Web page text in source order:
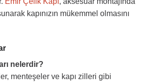
kapınızın mükemmel olmasını
nelerdir?
menteşeler ve kapı zilleri gibi